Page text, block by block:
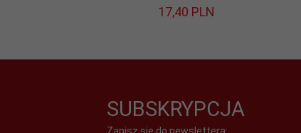
17,40 PLN
SUBSKRYPCJA